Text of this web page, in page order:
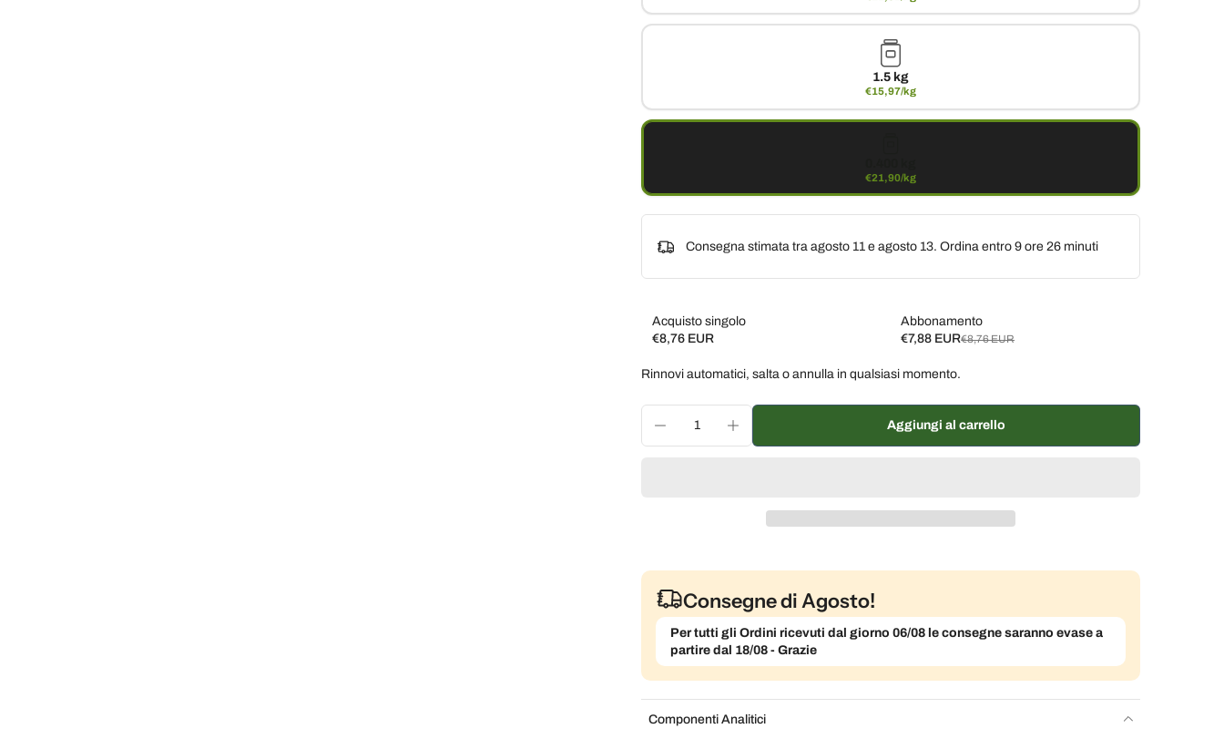
1.5 kg
€15,97/kg
€21,90/kg
Consegna stimata tra agosto 11 e agosto 13. Ordina entro 9 ore 26 minuti
Acquisto singolo
€8,76 EUR
Abbonamento
€7,88 EUR€8,76 EUR
Subscribe and save
Consegna ogni mese, 5% di sconto
Rinnovi automatici, salta o annulla in qualsiasi momento.
Aggiungi al carrello
Consegne di Agosto!
Per tutti gli Ordini ricevuti dal giorno 06/08 le consegne saranno evase a
partire dal 18/08 - Grazie
Componenti Analitici